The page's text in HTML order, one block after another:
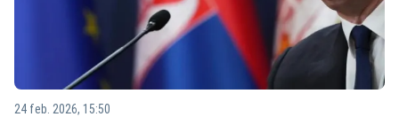
24 feb. 2026, 15:50